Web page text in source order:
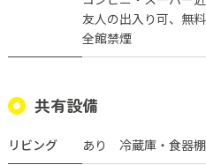
友人の出入り可
無
全館禁煙
共有設備
リビング あり 冷蔵庫・食器棚